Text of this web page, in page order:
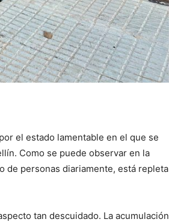
el estado lamentable en el que se
Como se puede observar en la
de personas diariamente, está repleta
tan descuidado. La acumulación